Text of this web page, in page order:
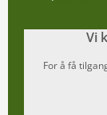
Vi
For å få